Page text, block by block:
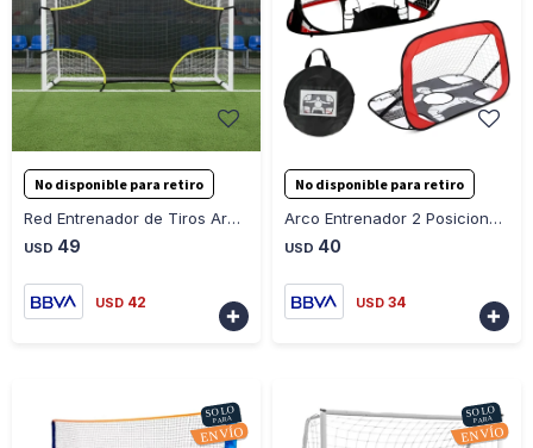
No disponible para retiro
Red Entrenador de Tiros Arco Fútbol 5 300x175cm K-159 Ub - NEGRO-AMARILLO
USD 49
USD 42
- +

No disponible para retiro
Arco Entrenador 2 Posiciones 120x80x80cm 210D/K-566 Ub - NEGRO-ROJO
USD 40
USD 34
